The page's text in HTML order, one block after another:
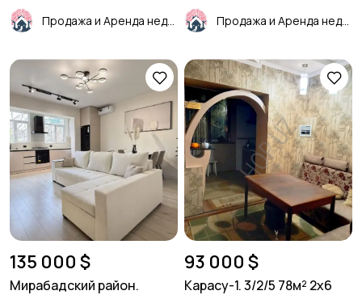
135 000 $
Мирабадский район.
93 000 $
Карасу-1. 3/2/5 78м² 2х6